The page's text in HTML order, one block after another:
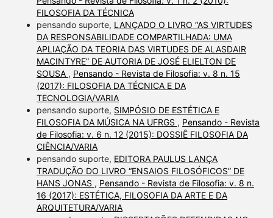
FILOSOFIA DA TÉCNICA
pensando suporte, LANÇADO O LIVRO “AS VIRTUDES
DA RESPONSABILIDADE COMPARTILHADA: UMA
APLIAÇÃO DA TEORIA DAS VIRTUDES DE ALASDAIR
MACINTYRE” DE AUTORIA DE JOSÉ ELIELTON DE
SOUSA , Pensando - Revista de Filosofia: v. 8 n. 15
(2017): FILOSOFIA DA TÉCNICA E DA
TECNOLOGIA/VARIA
pensando suporte, SIMPÓSIO DE ESTÉTICA E
FILOSOFIA DA MÚSICA NA UFRGS , Pensando - Revista
de Filosofia: v. 6 n. 12 (2015): DOSSIÊ FILOSOFIA DA
CIÊNCIA/VARIA
pensando suporte, EDITORA PAULUS LANÇA
TRADUÇÃO DO LIVRO “ENSAIOS FILOSÓFICOS” DE
HANS JONAS , Pensando - Revista de Filosofia: v. 8 n.
16 (2017): ESTÉTICA, FILOSOFIA DA ARTE E DA
ARQUITETURA/VARIA